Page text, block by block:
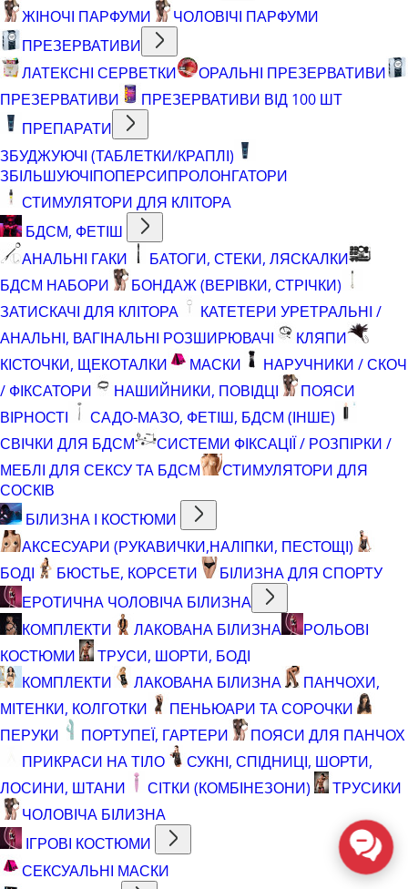
ЖІНОЧІ ПАРФУМИ
ЧОЛОВІЧІ ПАРФУМИ
ПРЕЗЕРВАТИВИ
ЛАТЕКСНІ СЕРВЕТКИ
ОРАЛЬНІ ПРЕЗЕРВАТИВИ
ПРЕЗЕРВАТИВИ
ПРЕЗЕРВАТИВИ ВІД 100 ШТ
ПРЕПАРАТИ
ЗБУДЖУЮЧІ (ТАБЛЕТКИ/КРАПЛІ)
ЗБІЛЬШУЮЧІПОПЕРСИПРОЛОНГАТОРИ
СТИМУЛЯТОРИ ДЛЯ КЛІТОРА
БДСМ, ФЕТІШ
АНАЛЬНІ ГАКИ
БАТОГИ, СТЕКИ, ЛЯСКАЛКИ
БДСМ НАБОРИ
БОНДАЖ (ВЕРІВКИ, СТРІЧКИ)
ЗАТИСКАЧІ ДЛЯ КЛІТОРА
КАТЕТЕРИ УРЕТРАЛЬНІ /
АНАЛЬНІ, ВАГІНАЛЬНІ РОЗШИРЮВАЧІ
КЛЯПИ
КІСТОЧКИ, ЩЕКОТАЛКИ
МАСКИ
НАРУЧНИКИ / СКОЧ
/ ФІКСАТОРИ
НАШИЙНИКИ, ПОВІДЦІ
ПОЯСИ
ВІРНОСТІ
САДО-МАЗО, ФЕТІШ, БДСМ (ІНШЕ)
СВІЧКИ ДЛЯ БДСМ
СИСТЕМИ ФІКСАЦІЇ / РОЗПІРКИ /
МЕБЛІ ДЛЯ СЕКСУ ТА БДСМ
СТИМУЛЯТОРИ ДЛЯ
СОСКІВ
БІЛИЗНА І КОСТЮМИ
АКСЕСУАРИ (РУКАВИЧКИ,НАЛІПКИ, ПЕСТОЩІ)
БОДІ
БЮСТЬЕ, КОРСЕТИ
БІЛИЗНА ДЛЯ СПОРТУ
ЕРОТИЧНА ЧОЛОВІЧА БІЛИЗНА
КОМПЛЕКТИ
ЛАКОВАНА БІЛИЗНА
РОЛЬОВІ
КОСТЮМИ
ТРУСИ, ШОРТИ, БОДІ
КОМПЛЕКТИ
ЛАКОВАНА БІЛИЗНА
ПАНЧОХИ,
МІТЕНКИ, КОЛГОТКИ
ПЕНЬЮАРИ ТА СОРОЧКИ
ПЕРУКИ
ПОРТУПЕЇ, ГАРТЕРИ
ПОЯСИ ДЛЯ ПАНЧОХ
ПРИКРАСИ НА ТІЛО
СУКНІ, СПІДНИЦІ, ШОРТИ,
ЛОСИНИ, ШТАНИ
СІТКИ (КОМБІНЕЗОНИ)
ТРУСИКИ
ЧОЛОВІЧА БІЛИЗНА
ІГРОВІ КОСТЮМИ
СЕКСУАЛЬНІ МАСКИ